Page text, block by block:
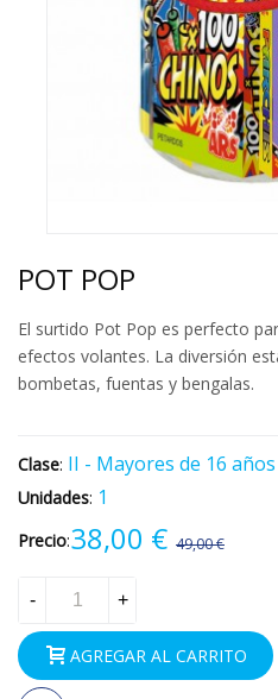
POT POP
El surtido Pot Pop es perfecto
efectos volantes. La diversión
bombetas, fuentas y bengalas.
Clase: II - Mayores de 16 años
Unidades: 1
Precio:38,00 € 49,00 €
- +
AGREGAR AL CARRITO